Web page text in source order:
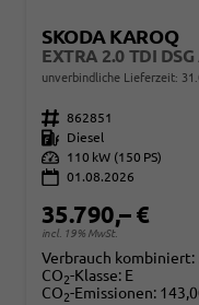
SKODA KAROQ
unverbindliche Lieferzeit:
Fahrzeugnr. 862851
Kraftstoff
Diesel
Leistung
110 kW (150 PS)
01.08.2026
35.790,– €
incl. 19% MwSt.
Verbrauch kombiniert:
CO2-Klasse: E
CO2-Emissionen: